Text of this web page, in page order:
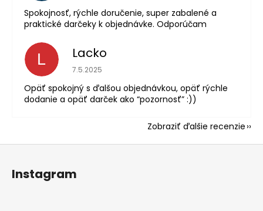
Spokojnosť, rýchle doručenie, super zabalené a
praktické darčeky k objednávke. Odporúčam
L Lacko
Hodnotenie obchodu je 5 z 5 hviezdičiek.
7.5.2025
Opäť spokojný s ďalšou objednávkou, opäť rýchle
dodanie a opäť darček ako “pozornosť” :))
Zobraziť ďalšie recenzie
Instagram